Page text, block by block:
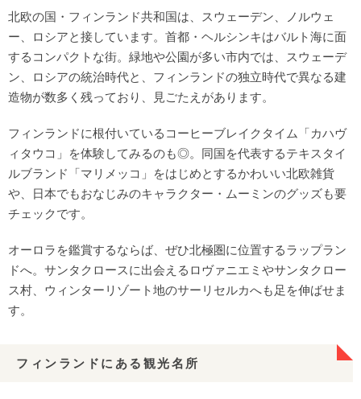
北欧の国・フィンランド共和国は、スウェーデン、ノルウェ
ー、ロシアと接しています。首都・ヘルシンキはバルト海に面
するコンパクトな街。緑地や公園が多い市内では、スウェーデ
ン、ロシアの統治時代と、フィンランドの独立時代で異なる建
造物が数多く残っており、見ごたえがあります。
フィンランドに根付いているコーヒーブレイクタイム「カハヴ
ィタウコ」を体験してみるのも◎。同国を代表するテキスタイ
ルブランド「マリメッコ」をはじめとするかわいい北欧雑貨
や、日本でもおなじみのキャラクター・ムーミンのグッズも要
チェックです。
オーロラを鑑賞するならば、ぜひ北極圏に位置するラップラン
ドへ。サンタクロースに出会えるロヴァニエミやサンタクロー
ス村、ウィンターリゾート地のサーリセルカへも足を伸ばせま
す。
フィンランドにある観光名所